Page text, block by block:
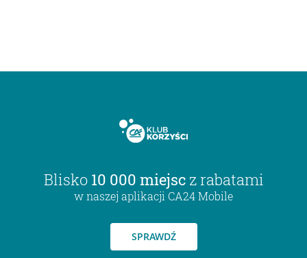
Blisko 10 000 miejsc z rabatami
w naszej aplikacji CA24 Mobile
SPRAWDŹ